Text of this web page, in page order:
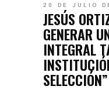
20 DE JULIO
JESÚS
GENERAR
INTEGRAL
SELECCIÓN”